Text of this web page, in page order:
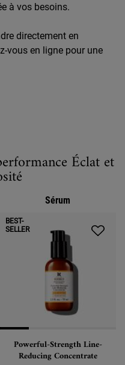
à vos besoins.
directement en
vous en ligne pour une
Éclat et
Sérum
BEST-
SELLER
Powerful-Strength Line-
Reducing Concentrate